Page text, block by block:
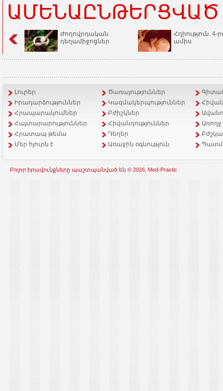
Ժողովրդական
դեղամիջոցներ
Հղիություն. 4-
ամիս
Լուրեր Ծառայություններ
Իրադարձություններ
Կազմակերպություններ
Հրապարակումներ
Բժիշկներ
Հայտարարություններ
Հիվանդություններ
Հրատապ թեմա
Դեղեր
Մեր հյուրն է
Առաջին օգնություն
Բոլոր իրավունքները պաշտպանված են © 2026, Med-Practic